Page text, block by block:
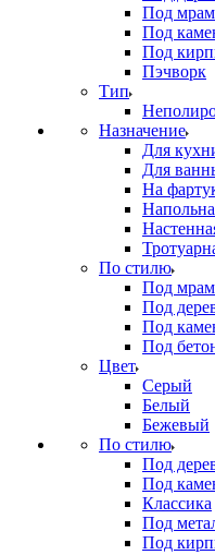
Под
Под
Под
Пэчворк
Тип
Назначение
Для
Для
На
По стилю
Под
Под
Под
Под
Цвет
Серый
Белый
Бежевый
По стилю
Под
Под
Классика
Под
Под